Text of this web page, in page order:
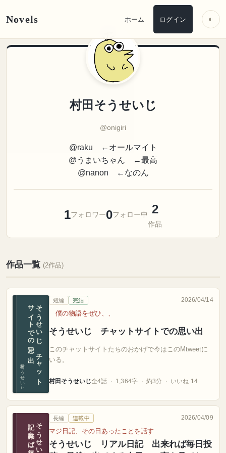
Novels ホーム ログイン ◐
村田そうせいじ
@onigiri
@raku ←オールマイト
@うまいちゃん ←最高
@nanon ←なのん
1フォロワー0フォロー中 2
作品
作品一覧 (2作品)
そ
う
せ
い
じ
チ
ャ
ッ
ト
サ
イ
ト
で
の
思い
出
村田そうせいじ
短編 完結 2026/04/14
僕の物語をぜひ、、
そうせいじ チャットサイトでの思い出
このチャットサイトたちのおかげで今はこのMtweetに
いる。
村田そうせいじ全4話 1,364字 約3分 いいね 14
最後に
長編 連載中 2026/04/09
マジ日記、その日あったことを話す
そうせいじ リアル日記 出来れば毎日投